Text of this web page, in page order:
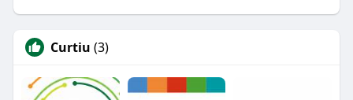
Curtiu (3)